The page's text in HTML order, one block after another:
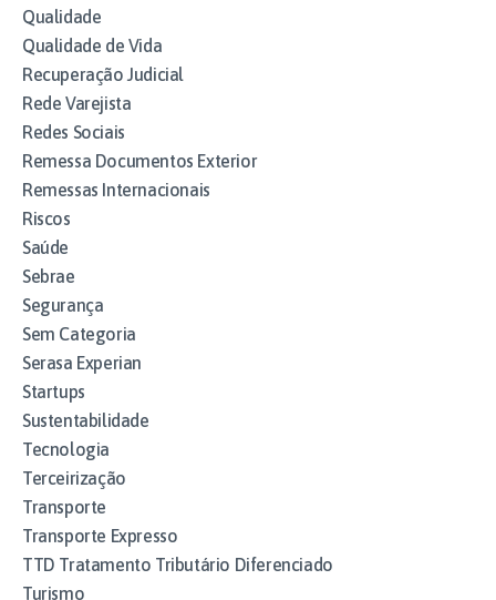
Qualidade
Qualidade de Vida
Recuperação Judicial
Rede Varejista
Redes Sociais
Remessa Documentos Exterior
Remessas Internacionais
Riscos
Saúde
Sebrae
Segurança
Sem Categoria
Serasa Experian
Startups
Sustentabilidade
Tecnologia
Terceirização
Transporte
Transporte Expresso
TTD Tratamento Tributário Diferenciado
Turismo